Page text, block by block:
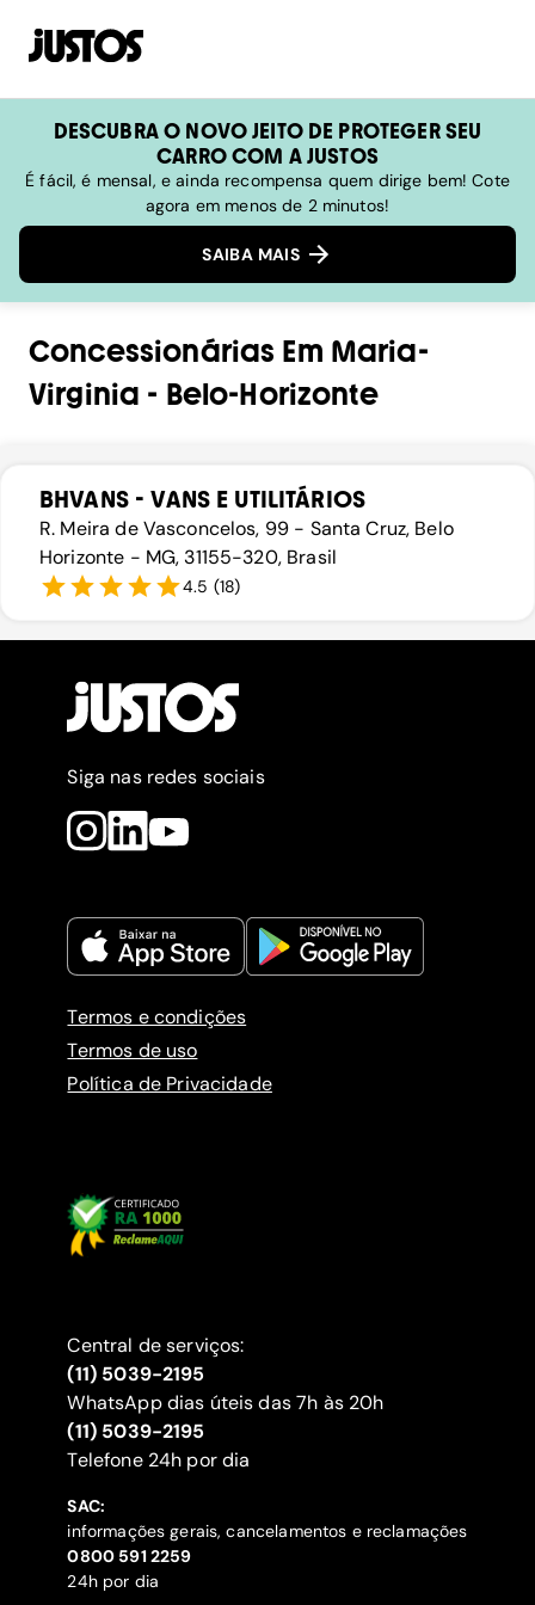
DESCUBRA O NOVO JEITO DE PROTEGER SEU
CARRO COM A JUSTOS
É fácil, é mensal, e ainda recompensa quem dirige bem! Cote
agora em menos de 2 minutos!
SAIBA MAIS
Concessionárias Em Maria-
Virginia - Belo-Horizonte
BHVANS - VANS E UTILITÁRIOS
R. Meira de Vasconcelos, 99 - Santa Cruz, Belo
Horizonte - MG, 31155-320, Brasil
4.5 (18)
Siga nas redes sociais
Termos e condições
Termos de uso
Política de Privacidade
Central de serviços:
(11) 5039-2195
WhatsApp dias úteis das 7h às 20h
(11) 5039-2195
‍Telefone 24h por dia
SAC:
informações gerais, cancelamentos e reclamações
‍0800 591 2259
24h por dia